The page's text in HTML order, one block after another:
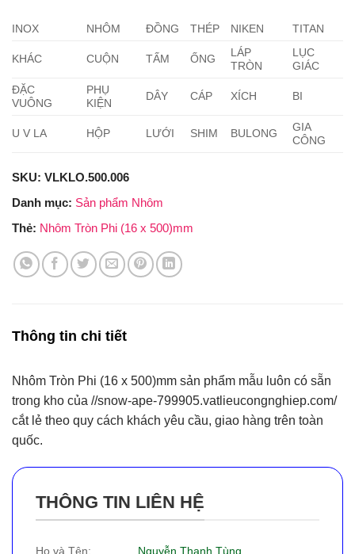
INOX NHÔM ĐỒNG THÉP NIKEN TITAN
KHÁC CUỘN TẤM ỐNG
LÁP
TRÒN
LỤC
GIÁC
ĐẶC
VUÔNG
PHỤ
KIỆN
DÂY CÁP XÍCH BI
U V LA HỘP LƯỚI SHIM BULONG
GIA
CÔNG
SKU: VLKLO.500.006
Danh mục: Sản phẩm Nhôm
Thẻ: Nhôm Tròn Phi (16 x 500)mm
Thông tin chi tiết
Nhôm Tròn Phi (16 x 500)mm sản phẩm mẫu luôn có sẵn
trong kho của //snow-ape-799905.vatlieucongnghiep.com/
cắt lẻ theo quy cách khách yêu cầu, giao hàng trên toàn
quốc.
THÔNG TIN LIÊN HỆ
Họ và Tên: Nguyễn Thanh Tùng